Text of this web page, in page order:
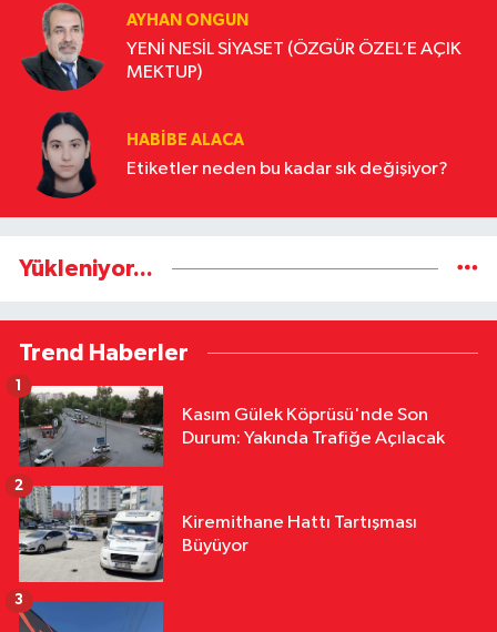
AYHAN ONGUN
YENİ NESİL SİYASET (ÖZGÜR ÖZEL’E AÇIK
MEKTUP)
HABIBE ALACA
Etiketler neden bu kadar sık değişiyor?
Yükleniyor...
Trend Haberler
Kasım Gülek Köprüsü'nde Son
Durum: Yakında Trafiğe Açılacak
1
Kiremithane Hattı Tartışması
Büyüyor
2
3